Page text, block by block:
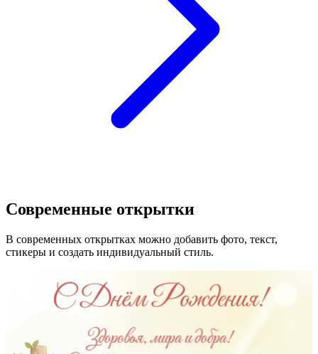
Современные открытки
В современных открытках можно добавить фото, текст,
стикеры и создать индивидуальный стиль.